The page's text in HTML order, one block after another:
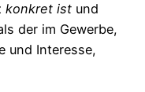
konkret ist und
der im Gewerbe,
und Interesse,